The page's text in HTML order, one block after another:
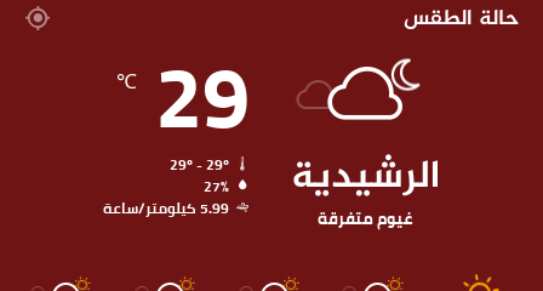
حالة الطقس
الرشيدية
غيوم متفرقة
29
℃
27%
5.99 كيلومتر/ساعة